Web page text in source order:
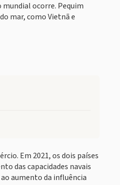
ocorre. Pequim
mar, como Vietnã e
Em 2021, os dois países
das capacidades navais
aumento da influência